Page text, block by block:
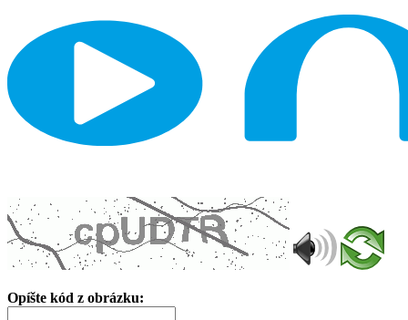
Opíšte kód z obrázku: